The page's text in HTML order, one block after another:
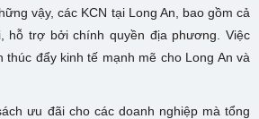
vậy, các KCN tại Long An, bao gồm cả
hỗ trợ bởi chính quyền địa phương. Việc
thúc đẩy kinh tế mạnh mẽ cho Long An và
ưu đãi cho các doanh nghiệp mà tổng